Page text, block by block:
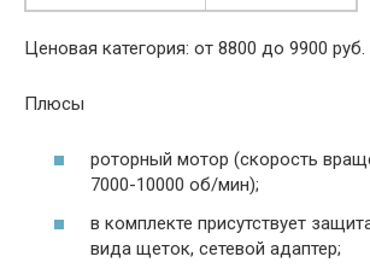
Ценовая категория: от 8800 до 9900 руб.
Плюсы
роторный мотор (скорость
7000-10000 об/мин);
в комплекте присутствует
вида щеток, сетевой адаптер;